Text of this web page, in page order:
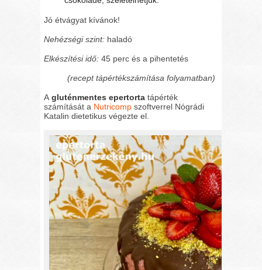
Jó étvágyat kívánok!
Nehézségi szint: haladó
Elkészítési idő: 45 perc és a pihentetés
(recept tápértékszámítása folyamatban)
A gluténmentes epertorta tápérték
számítását a Nutricomp szoftverrel Nógrádi
Katalin dietetikus végezte el.